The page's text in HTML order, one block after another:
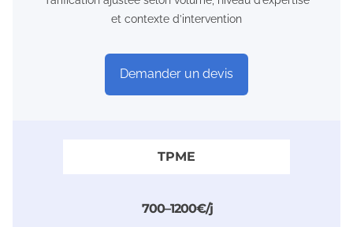
et contexte d’intervention
Demander un devis
TPME
7 0 0 – 1 2 0 0 € / j